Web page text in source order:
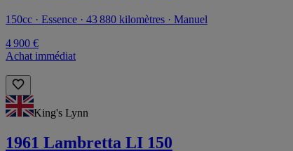
150cc · Essence · 43 880 kilomètres · Manuel
4 900 €
Achat immédiat
King's Lynn
1961 Lambretta LI 150